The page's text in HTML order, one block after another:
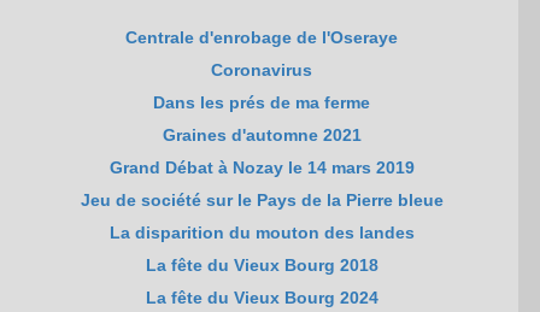
Centrale d'enrobage de l'Oseraye
Coronavirus
Dans les prés de ma ferme
Graines d'automne 2021
Grand Débat à Nozay le 14 mars 2019
Jeu de société sur le Pays de la Pierre bleue
La disparition du mouton des landes
La fête du Vieux Bourg 2018
La fête du Vieux Bourg 2024